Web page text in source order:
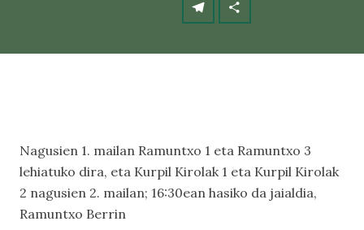
Nagusien 1. mailan Ramuntxo 1 eta Ramuntxo 3
lehiatuko dira, eta Kurpil Kirolak 1 eta Kurpil Kirolak
2 nagusien 2. mailan; 16:30ean hasiko da jaialdia,
Ramuntxo Berrin